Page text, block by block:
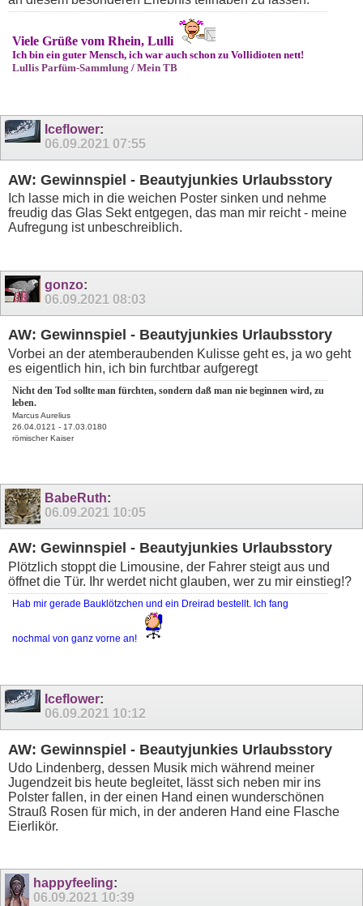
Viele Grüße vom Rhein, Lulli
Ich bin ein guter Mensch, ich war auch schon zu Vollidioten nett!
Lullis Parfüm-Sammlung / Mein TB
Iceflower:
06.09.2021 07:55
AW: Gewinnspiel - Beautyjunkies Urlaubsstory
Ich lasse mich in die weichen Poster sinken und nehme
freudig das Glas Sekt entgegen, das man mir reicht - meine
Aufregung ist unbeschreiblich.
gonzo:
06.09.2021 08:03
AW: Gewinnspiel - Beautyjunkies Urlaubsstory
Vorbei an der atemberaubenden Kulisse geht es, ja wo geht
es eigentlich hin, ich bin furchtbar aufgeregt
Nicht den Tod sollte man fürchten, sondern daß man nie beginnen wird, zu
leben.
Marcus Aurelius
26.04.0121 - 17.03.0180
römischer Kaiser
BabeRuth:
06.09.2021 10:05
AW: Gewinnspiel - Beautyjunkies Urlaubsstory
Plötzlich stoppt die Limousine, der Fahrer steigt aus und
öffnet die Tür. Ihr werdet nicht glauben, wer zu mir einstieg!?
Hab mir gerade Bauklötzchen und ein Dreirad bestellt. Ich fang
nochmal von ganz vorne an!
Iceflower:
06.09.2021 10:12
AW: Gewinnspiel - Beautyjunkies Urlaubsstory
Udo Lindenberg, dessen Musik mich während meiner
Jugendzeit bis heute begleitet, lässt sich neben mir ins
Polster fallen, in der einen Hand einen wunderschönen
Strauß Rosen für mich, in der anderen Hand eine Flasche
Eierlikör.
happyfeeling:
06.09.2021 10:39